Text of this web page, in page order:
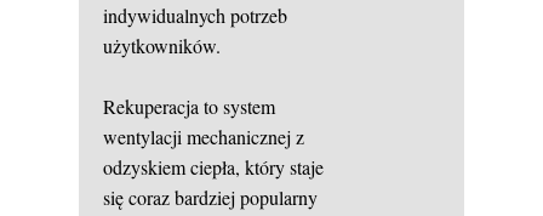
indywidualnych potrzeb
użytkowników.
Rekuperacja to system
wentylacji mechanicznej z
odzyskiem ciepła, który staje
się coraz bardziej popularny